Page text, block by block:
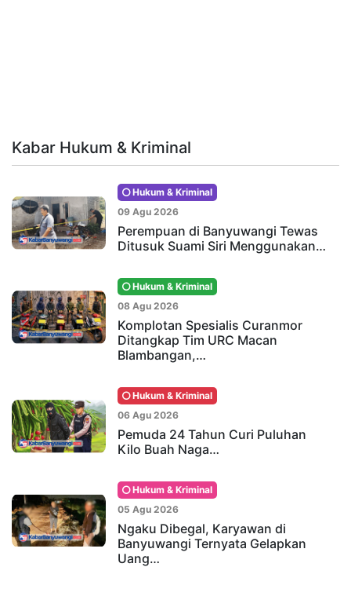
Kabar Hukum & Kriminal
Hukum & Kriminal
09 Agu 2026
Perempuan di Banyuwangi Tewas
Ditusuk Suami Siri Menggunakan…
Hukum & Kriminal
08 Agu 2026
Komplotan Spesialis Curanmor
Ditangkap Tim URC Macan
Blambangan,…
Hukum & Kriminal
06 Agu 2026
Pemuda 24 Tahun Curi Puluhan
Kilo Buah Naga…
Hukum & Kriminal
05 Agu 2026
Ngaku Dibegal, Karyawan di
Banyuwangi Ternyata Gelapkan
Uang…